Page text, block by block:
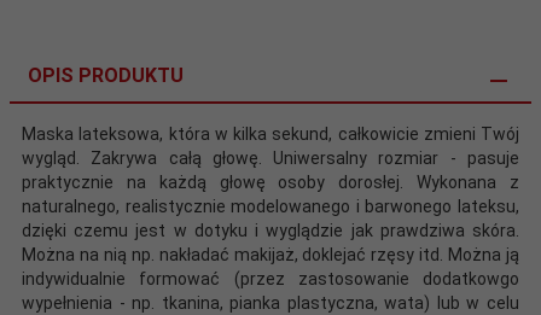
OPIS PRODUKTU
Maska lateksowa, która w kilka sekund, całkowicie zmieni Twój
wygląd. Zakrywa całą głowę. Uniwersalny rozmiar - pasuje
praktycznie na każdą głowę osoby dorosłej. Wykonana z
naturalnego, realistycznie modelowanego i barwonego lateksu,
dzięki czemu jest w dotyku i wyglądzie jak prawdziwa skóra.
Można na nią np. nakładać makijaż, doklejać rzęsy itd. Można ją
indywidualnie formować (przez zastosowanie dodatkowgo
wypełnienia - np. tkanina, pianka plastyczna, wata) lub w celu